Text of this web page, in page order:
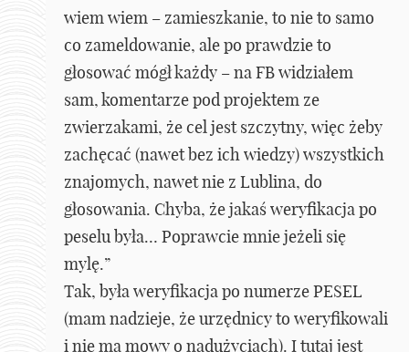
wiem wiem – zamieszkanie, to nie to samo
co zameldowanie, ale po prawdzie to
głosować mógł każdy – na FB widziałem
sam, komentarze pod projektem ze
zwierzakami, że cel jest szczytny, więc żeby
zachęcać (nawet bez ich wiedzy) wszystkich
znajomych, nawet nie z Lublina, do
głosowania. Chyba, że jakaś weryfikacja po
peselu była… Poprawcie mnie jeżeli się
mylę.”
Tak, była weryfikacja po numerze PESEL
(mam nadzieje, że urzędnicy to weryfikowali
i nie ma mowy o nadużyciach). I tutaj jest